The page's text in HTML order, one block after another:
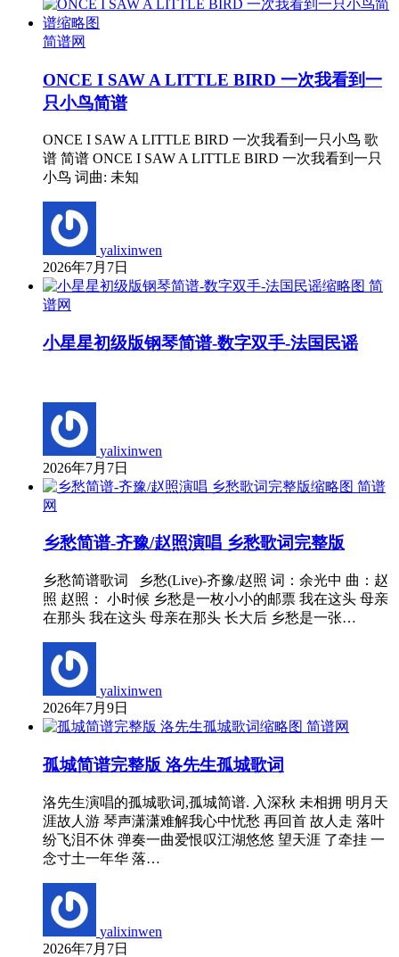
简谱网
ONCE I SAW A LITTLE BIRD 一次我看到一
只小鸟简谱
ONCE I SAW A LITTLE BIRD 一次我看到一只小鸟 歌
谱 简谱 ONCE I SAW A LITTLE BIRD 一次我看到一只
小鸟 词曲: 未知
yalixinwen
2026年7月7日
简
谱网
小星星初级版钢琴简谱-数字双手-法国民谣
yalixinwen
2026年7月7日
简谱
网
乡愁简谱-齐豫/赵照演唱 乡愁歌词完整版
乡愁简谱歌词 乡愁(Live)-齐豫/赵照 词：余光中 曲：赵
照 赵照： 小时候 乡愁是一枚小小的邮票 我在这头 母亲
在那头 我在这头 母亲在那头 长大后 乡愁是一张…
yalixinwen
2026年7月9日
简谱网
孤城简谱完整版 洛先生孤城歌词
洛先生演唱的孤城歌词,孤城简谱. 入深秋 未相拥 明月天
涯故人游 琴声潇潇难解我心中忧愁 再回首 故人走 落叶
纷飞泪不休 弹奏一曲爱恨叹江湖悠悠 望天涯 了牵挂 一
念寸土一年华 落…
yalixinwen
2026年7月7日